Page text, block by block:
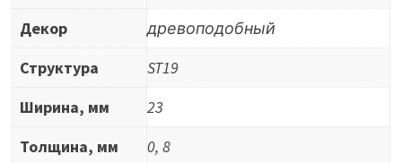
Декор
древоподобный
Структура
ST19
Ширина, мм
23
Толщина, мм
0, 8